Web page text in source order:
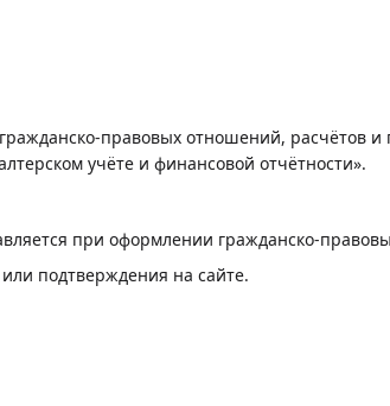
правовых отношений, расчётов и
учёте и финансовой отчётности».
при оформлении гражданско-
подтверждения на сайте.